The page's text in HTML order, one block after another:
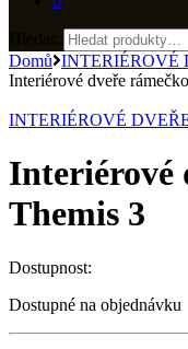
Domů INTERIÉROVÉ
Interiérové dveře
INTERIÉROVÉ
Interiérové
Themis 3
Dostupnost:
Dostupné na objednávku